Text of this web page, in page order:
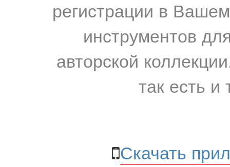
регистрации в
инструментов
авторской
так есть и
Скачать